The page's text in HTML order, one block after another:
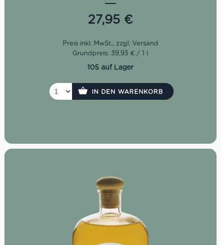
Gaumen zeigt sich der Grappa Vendemmia Riserva
vollmundig, samtig und lang anhaltend.
27,95 €
Grundpreis: 39,93 € / 1 l
105 auf Lager
IN DEN WARENKORB